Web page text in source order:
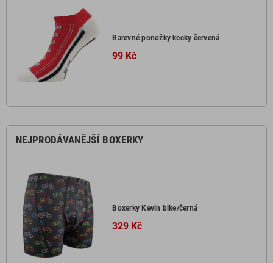
Barevné ponožky kecky červená
99 Kč
NEJPRODÁVANĚJŠÍ BOXERKY
Boxerky Kevin bike/černá
329 Kč